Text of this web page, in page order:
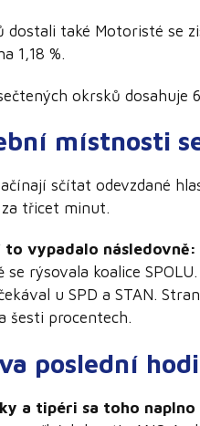
také Motoristé se
1,18 %.
okrsků dosahuje
místnosti
sčítat odevzdané
třicet minut.
vypadalo následovně:
rýsovala koalice
u SPD a STAN.
šesti procentech.
poslední
a tipéri sa toho naplno